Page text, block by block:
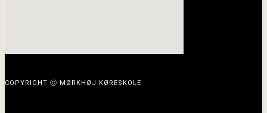
COPYRIGHT Ⓒ MØRKHØJ KØRESKOLE